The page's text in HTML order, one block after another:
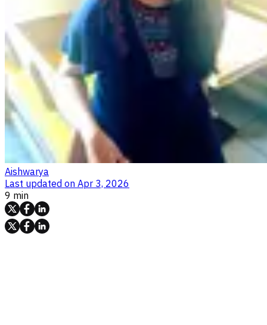
Aishwarya
Last updated on Apr 3, 2026
9 min